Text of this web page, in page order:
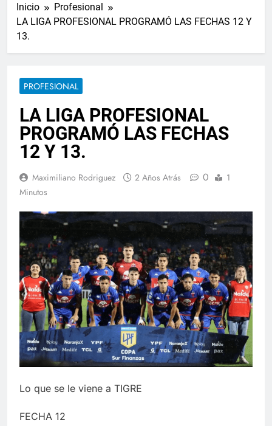
Inicio
Profesional
LA LIGA PROFESIONAL PROGRAMÓ LAS FECHAS 12 Y
13.
PROFESIONAL
LA LIGA PROFESIONAL
PROGRAMÓ LAS FECHAS
12 Y 13.
Maximiliano Rodriguez 2 Años Atrás 0
1
Minutos
Lo que se le viene a TIGRE
FECHA 12